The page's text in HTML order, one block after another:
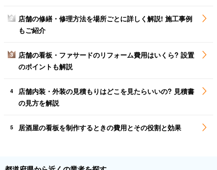
2
店舗の修繕・修理方法を場所ごとに詳しく解説! 施工事例
もご紹介
3
店舗の看板・ファサードのリフォーム費用はいくら? 設置
のポイントも解説
4
店舗内装・外装の見積もりはどこを見たらいいの? 見積書
の見方を解説
5 居酒屋の看板を制作するときの費用とその役割と効果